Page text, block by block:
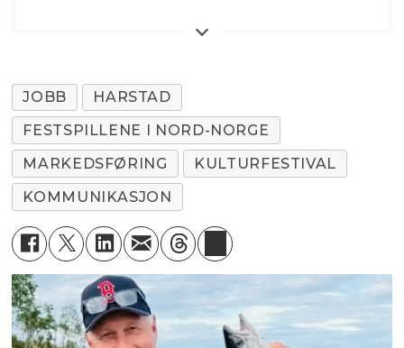
JOBB
HARSTAD
FESTSPILLENE I NORD-NORGE
MARKEDSFØRING
KULTURFESTIVAL
KOMMUNIKASJON